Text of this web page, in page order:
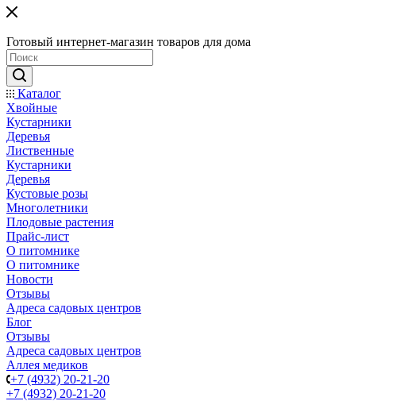
Готовый интернет-магазин товаров для дома
Каталог
Хвойные
Кустарники
Деревья
Лиственные
Кустарники
Деревья
Кустовые розы
Многолетники
Плодовые растения
Прайс-лист
О питомнике
О питомнике
Новости
Отзывы
Адреса садовых центров
Блог
Отзывы
Адреса садовых центров
Аллея медиков
+7 (4932) 20-21-20
+7 (4932) 20-21-20